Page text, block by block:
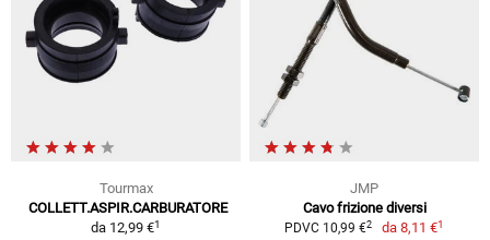
Tourmax
COLLETT.ASPIR.CARBURATORE
da 12,99 €1
JMP
Cavo frizione diversi
PDVC 10,99 €2 da8,11 €1